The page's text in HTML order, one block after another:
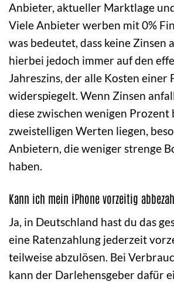
Anbieter, aktueller Marktlage
Viele Anbieter werben mit 0%
was bedeutet, dass keine Zinsen
hierbei jedoch immer auf den
Jahreszins, der alle Kosten einer
widerspiegelt. Wenn Zinsen
diese zwischen wenigen Prozent
zweistelligen Werten liegen,
Anbietern, die weniger strenge
haben.
Kann ich mein iPhone vorzeitig
Ja, in Deutschland hast du das
eine Ratenzahlung jederzeit
teilweise abzulösen. Bei
kann der Darlehensgeber dafür